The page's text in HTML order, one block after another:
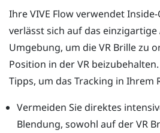
IhreVIVE Flowverwendet
verlässt sich auf das
Umgebung, um die VR Brille zu
Position in der VR
Tipps, um das Tracking in Ihrem
Vermeiden Sie direktes
Blendung, sowohl auf der VR